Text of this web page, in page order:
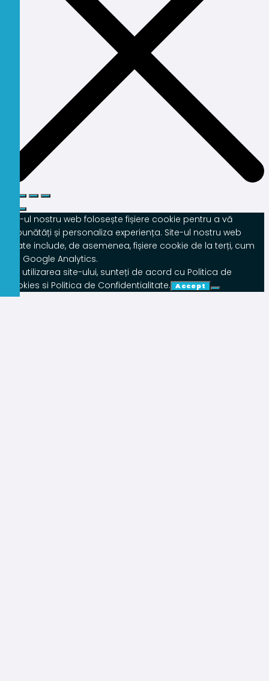
Site-ul nostru web folosește fișiere cookie pentru a vă
îmbunătăți și personaliza experiența. Site-ul nostru web
poate include, de asemenea, fișiere cookie de la terți, cum
ar fi Google Analytics.
Prin utilizarea site-ului, sunteți de acord cu Politica de
Cookies si Politica de Confidentialitate. Accept